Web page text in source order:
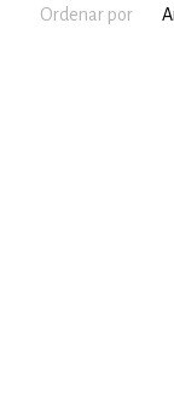
Ordenar por